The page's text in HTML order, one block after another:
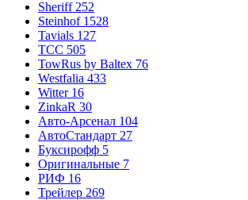
Sheriff 252
Steinhof 1528
Tavials 127
TCC 505
TowRus by Baltex 76
Westfalia 433
Witter 16
ZinkaR 30
Авто-Арсенал 104
АвтоСтандарт 27
Буксирофф 5
Оригинальные 7
РИФ 16
Трейлер 269